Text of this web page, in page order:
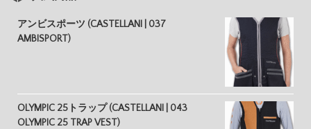
アンビスポーツ (CASTELLANI | 037
AMBISPORT)
OLYMPIC 25トラップ (CASTELLANI | 043
OLYMPIC 25 TRAP VEST)